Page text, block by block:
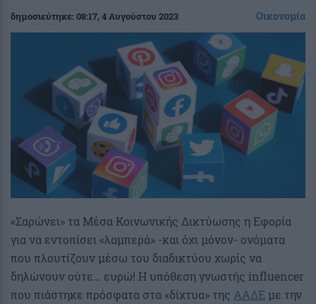
δημοσιεύτηκε:08:17, 4 Αυγούστου 2023 Οικονομία
«Σαρώνει» τα Μέσα Κοινωνικής Δικτύωσης η Εφορία
για να εντοπίσει «λαμπερά» -και όχι μόνον- ονόματα
που πλουτίζουν μέσω του διαδικτύου χωρίς να
δηλώνουν ούτε… ευρώ! Η υπόθεση γνωστής influencer
που πιάστηκε πρόσφατα στα «δίχτυα» της ΑΑΔΕ με την